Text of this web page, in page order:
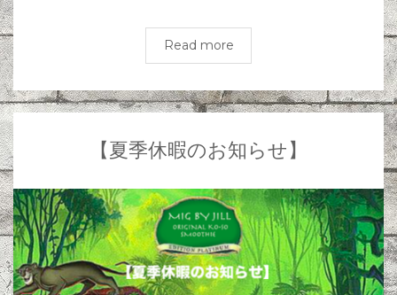
Read more
【夏季休暇のお知らせ】